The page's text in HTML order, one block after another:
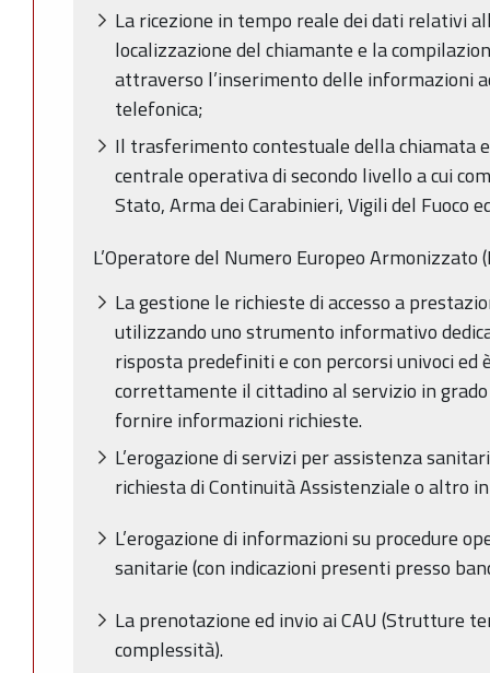
La ricezione in tempo reale dei dati relativi
localizzazione del chiamante e la
attraverso l’inserimento delle informazioni
telefonica;
Il trasferimento contestuale della chiamata
centrale operativa di secondo livello a cui
Stato, Arma dei Carabinieri, Vigili del Fuoco
L’Operatore del Numero Europeo Armonizzato
La gestione le richieste di accesso a
utilizzando uno strumento informativo
risposta predefiniti e con percorsi univoci ed
correttamente il cittadino al servizio in
fornire informazioni richieste.
L’erogazione di servizi per assistenza
richiesta di Continuità Assistenziale o altro
L’erogazione di informazioni su procedure
sanitarie (con indicazioni presenti presso
La prenotazione ed invio ai CAU (Strutture
complessità).